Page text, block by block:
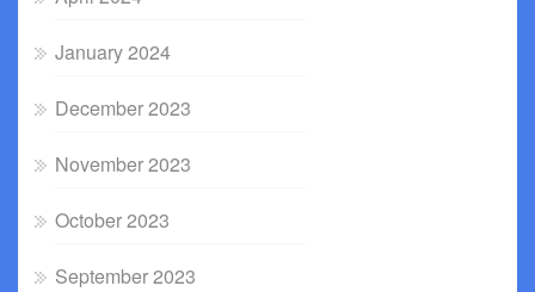
January 2024
December 2023
November 2023
October 2023
September 2023